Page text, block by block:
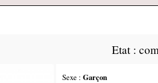
Etat :
Sexe :Garçon